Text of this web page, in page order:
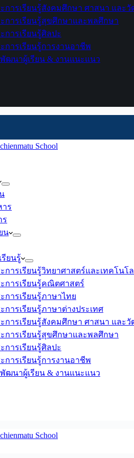
การเรียนรู้สังคมศึกษา ศาสนา และ
การเรียนรู้สุขศึกษาและพลศึกษา
การเรียนรู้ศิลปะ
การเรียนรู้การงานอาชีพ
ฒนาผู้เรียน & งานแนะแนว
าร
ร
น
รียนรู้
การเรียนรู้วิทยาศาสตร์และเทคโนโ
การเรียนรู้คณิตศาสตร์
การเรียนรู้ภาษาไทย
การเรียนรู้ภาษาต่างประเทศ
การเรียนรู้สังคมศึกษา ศาสนา และ
การเรียนรู้สุขศึกษาและพลศึกษา
การเรียนรู้ศิลปะ
การเรียนรู้การงานอาชีพ
ฒนาผู้เรียน & งานแนะแนว